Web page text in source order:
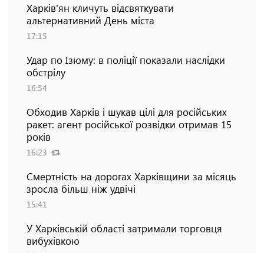
Харків'ян кличуть відсвяткувати
альтернативний День міста
17:15
Удар по Ізюму: в поліції показали наслідки
обстрілу
16:54
Обходив Харків і шукав цілі для російських
ракет: агент російської розвідки отримав 15
років
16:23
Смертність на дорогах Харківщини за місяць
зросла більш ніж удвічі
15:41
У Харківській області затримали торговця
вибухівкою